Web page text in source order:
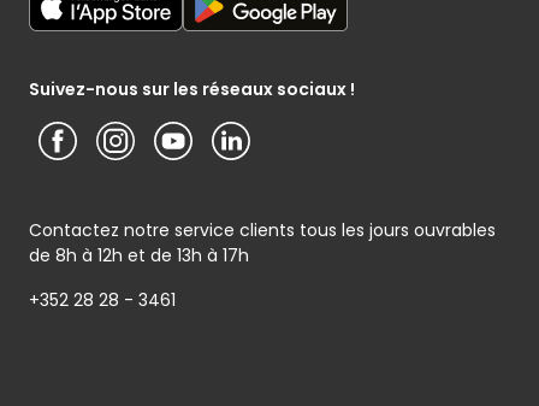
Suivez-nous sur les réseaux sociaux !
Contactez notre service clients tous les jours ouvrables
de 8h à 12h et de 13h à 17h
+352 28 28 - 3461
Présentation du groupe (PDF)
Service photo
Notice d’information Cactus et Caterman (de Schnékert
Conditions générales de garantie